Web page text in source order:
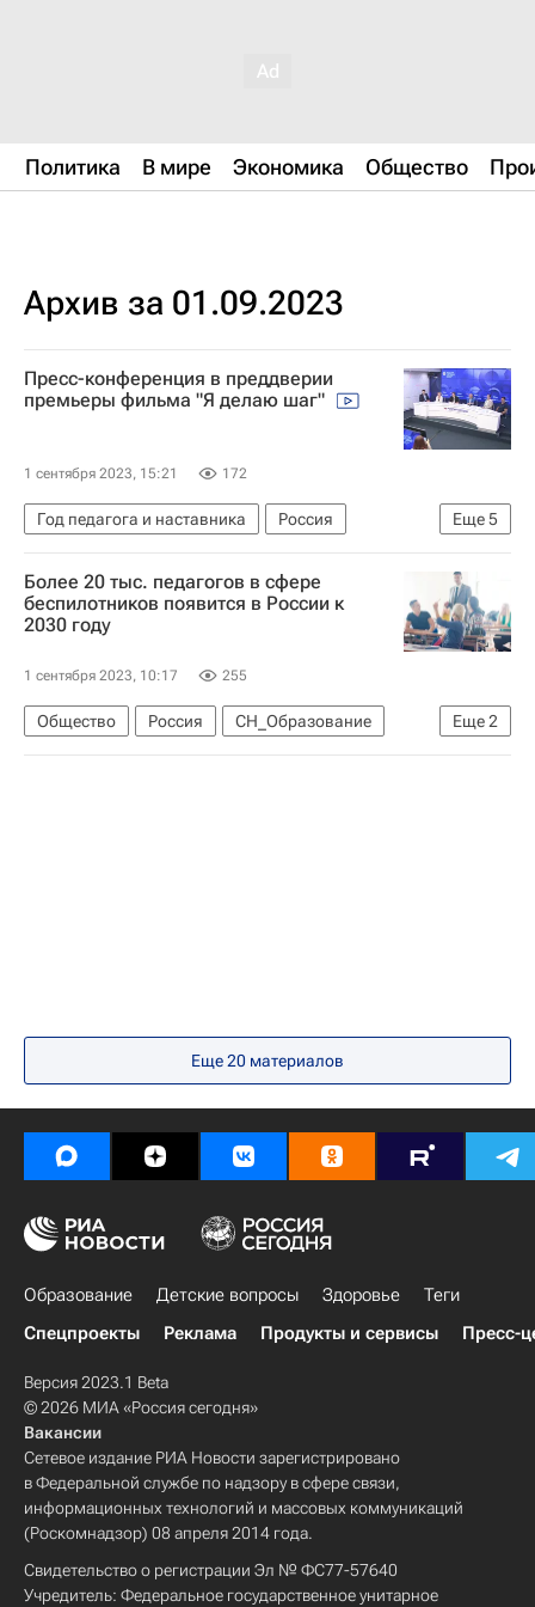
Политика В мире Экономика Общество
Архив за 01.09.2023
Пресс-конференция в преддверии
премьеры фильма "Я делаю шаг"
1 сентября 2023, 15:21 172
Еще5
Год педагога и наставника
Россия
Москва
Псков
Социальный навигатор
СН_Образование
Год наставника
Более 20 тыс. педагогов в сфере
беспилотников появится в России к
2030 году
1 сентября 2023, 10:17 255
Еще2
Общество Россия
СН_Образование
Социальный навигатор
Беспилотники
Еще 20 материалов
Образование Детские вопросы Здоровье
Теги
Спецпроекты
Реклама Продукты и сервисы Пресс-
Версия 2023.1 Beta
© 2026 МИА «Россия сегодня»
Вакансии
Сетевое издание РИА Новости зарегистрировано
в Федеральной службе по надзору в сфере связи,
информационных технологий и массовых коммуникаций
(Роскомнадзор) 08 апреля 2014 года.
Свидетельство о регистрации Эл № ФС77-57640
Учредитель: Федеральное государственное унитарное